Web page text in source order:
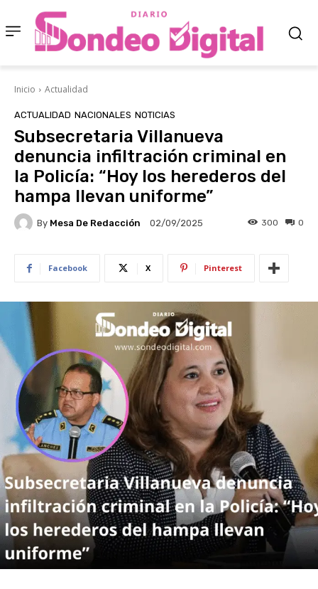
Inicio Actualidad
ACTUALIDAD NACIONALES NOTICIAS
Subsecretaria Villanueva
denuncia infiltración criminal en
la Policía: “Hoy los herederos del
hampa llevan uniforme”
By Mesa De Redacción 02/09/2025 0
300
Facebook X Pinterest